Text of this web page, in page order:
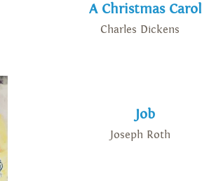
A Christmas Carol
Charles Dickens
Job
Joseph Roth